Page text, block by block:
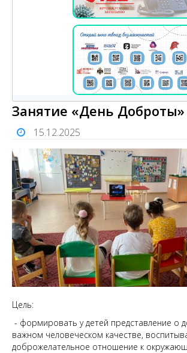
Занятие «День Доброты»
15.12.2025
Цель:
- формировать у детей представление о
важном человеческом качестве,
доброжелательное отношение к